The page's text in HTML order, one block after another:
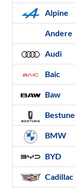
Alpine
Andere
Audi
Baic
Baw
Bestune
BMW
BYD
Cadillac